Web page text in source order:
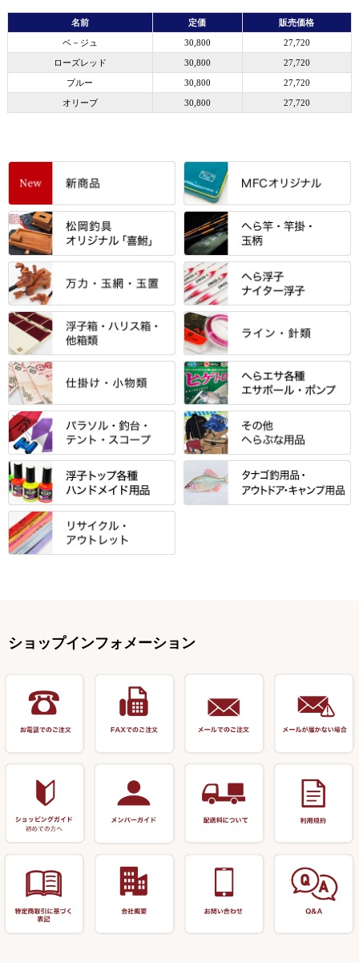
名前 定価 販売価格
ベ－ジュ 30,800 27,720
ローズレッド 30,800 27,720
ブルー 30,800 27,720
オリーブ 30,800 27,720
すべて
「雅（みやび）」シリーズ・エ
ントＰＬＵＳシリーズ
エントラント・ＳＰＷシリーズ
スモールクロコダイルシリーズ
エクセーヌ・スエードシリーズ
バッグ・小物ケース・ワッペン
クッション・シート・スカー
ト・エプロン
保護ケース
アクリルシリーズ・アクセサリ
すべて
「至高」シリーズ
万力付お膳
クワセ皿・コブ皿・角皿
浮子筒・浮子箱・ハリス箱・玉
ノ柄スタンド
小物箱・うどん箱・うどん皿
ハサミケース
カウンター
針外し・糸ほどき
すべて
シマノ
ダイワ
がまかつ
サクラ・NISSIN・合成竿・他
光竹作 カーボン竿掛・玉ノ柄
匠絆・かちどき・旋（めぐ
る）・千望・千尋・悠月・その
他
すべて
当店オリジナル「勝俊」作
光竹 製品
松村作（万力）
松村作（先受・その他）
万久作
岐山 製品
逍遥（しょうよう）
玉網（高級品）
替網・仕付糸
玉置（高級品）
万力付お膳・うどん皿
先受・メスネジ・その他
すべて
忠相・一志
昴 ・TOMO
りきや ・ 大祐
心也・士天・狂鬼
伊吹 ・ SATTO
KEN∑HI【ケンシ】
すべて
金鯱 シリーズ
浮子箱
浮子立て・浮子筒
ハリスケース
仕掛箱・小物箱
ハリスメジャー系
すべて
東レ・ラーヂ
サンライン ・ ダン
鬼掛・MARUTO
すべて
ウキ止めストッパー・糸・チュ
ーブ
ウキゴム 遊動式
松葉仕掛用
底取りアイテム
ハサミ
すべて
マルキュー 麩系
マルキュー その他
ポンプ絞り器・ポンプ類
すべて
パラソル
テント
リーズ
釣台 釣宝・その他
すべて
バック＆ロッドケース
偏光サングラス
小物ケース・保護ケース
防寒コーナー
すべて
浮子用素材
塗料用 筆
装飾品
リサイクル 竹竿（～19,999円）
リサイクル 竹竿（深山）
リサイクル 浮子
リサイクル 玉網・玉置・フラ
リサイクル 浮子箱・浮子筒・
アウトレット商品
ショップインフォメーション